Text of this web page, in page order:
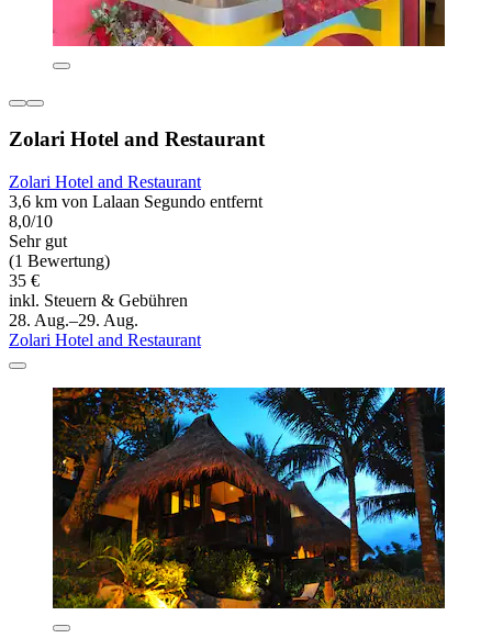
Zolari Hotel and Restaurant
Zolari Hotel and Restaurant
3,6 km von Lalaan Segundo entfernt
8,0/10
Sehr gut
(1 Bewertung)
35 €
inkl. Steuern & Gebühren
28. Aug.–29. Aug.
Zolari Hotel and Restaurant